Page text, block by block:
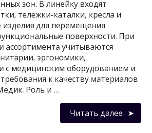
зон. В линейку входят
тележки-каталки, кресла и
изделия для перемещения
поверхности. При
учитываются
эргономики,
с медицинским оборудованием и
к качеству материалов
Роль и …
Читать далее